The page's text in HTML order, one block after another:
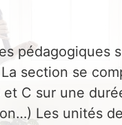
pédagogiques
section se
C sur une
Les unités